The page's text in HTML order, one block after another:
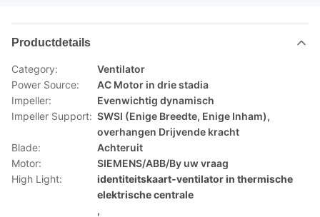
Productdetails
Category:
Ventilator
Power Source:
AC Motor in drie stadia
Impeller:
Evenwichtig dynamisch
Impeller Support: SWSI (Enige Breedte, Enige Inham),
overhangen Drijvende kracht
Blade:
Achteruit
Motor:
SIEMENS/ABB/By uw vraag
High Light:
identiteitskaart-ventilator in thermische
elektrische centrale
,